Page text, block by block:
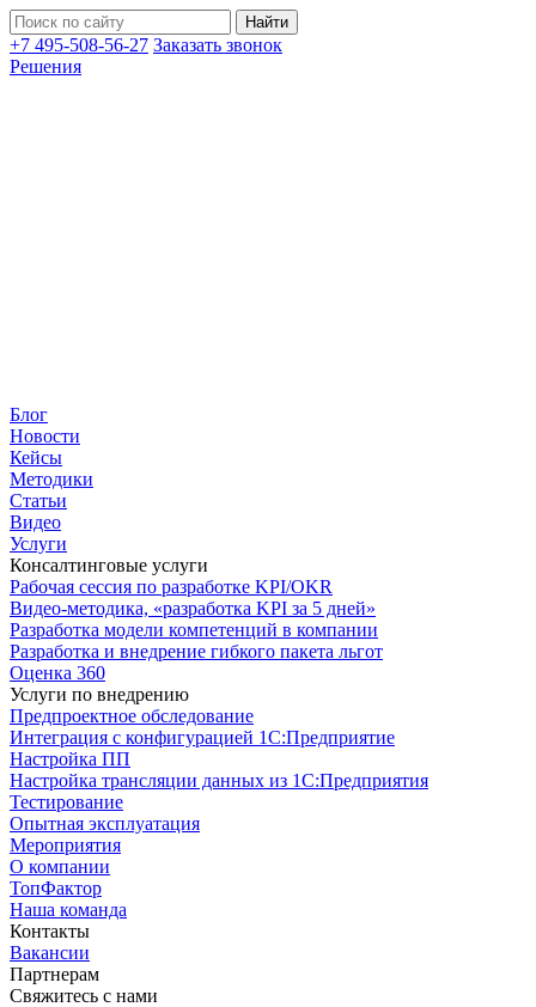
+7 495-508-56-27 Заказать звонок
Решения
Блог
Новости
Кейсы
Методики
Статьи
Видео
Услуги
Консалтинговые услуги
Рабочая сессия по разработке KPI/OKR
Видео-методика, «разработка KPI за 5 дней»
Разработка модели компетенций в компании
Разработка и внедрение гибкого пакета льгот
Оценка 360
Услуги по внедрению
Предпроектное обследование
Интеграция с конфигурацией 1С:Предприятие
Настройка ПП
Настройка трансляции данных из 1С:Предприятия
Тестирование
Опытная эксплуатация
Мероприятия
О компании
ТопФактор
Наша команда
Контакты
Вакансии
Партнерам
Свяжитесь с нами